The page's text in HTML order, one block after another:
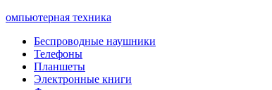
омпьютерная техника
Беспроводные наушники
Телефоны
Планшеты
Электронные книги